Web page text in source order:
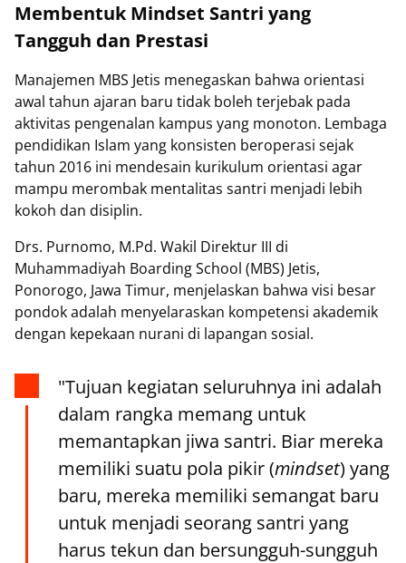
Membentuk Mindset Santri yang
Tangguh dan Prestasi
Manajemen MBS Jetis menegaskan bahwa orientasi
awal tahun ajaran baru tidak boleh terjebak pada
aktivitas pengenalan kampus yang monoton. Lembaga
pendidikan Islam yang konsisten beroperasi sejak
tahun 2016 ini mendesain kurikulum orientasi agar
mampu merombak mentalitas santri menjadi lebih
kokoh dan disiplin.
Drs. Purnomo, M.Pd. Wakil Direktur III di
Muhammadiyah Boarding School (MBS) Jetis,
Ponorogo, Jawa Timur, menjelaskan bahwa visi besar
pondok adalah menyelaraskan kompetensi akademik
dengan kepekaan nurani di lapangan sosial.
"Tujuan kegiatan seluruhnya ini adalah
dalam rangka memang untuk
memantapkan jiwa santri. Biar mereka
memiliki suatu pola pikir (mindset) yang
baru, mereka memiliki semangat baru
untuk menjadi seorang santri yang
harus tekun dan bersungguh-sungguh